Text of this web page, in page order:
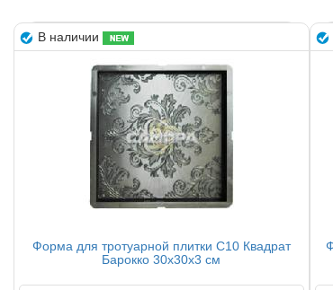
В наличии
Форма для тротуарной плитки С10 Квадрат
Барокко 30х30х3 см